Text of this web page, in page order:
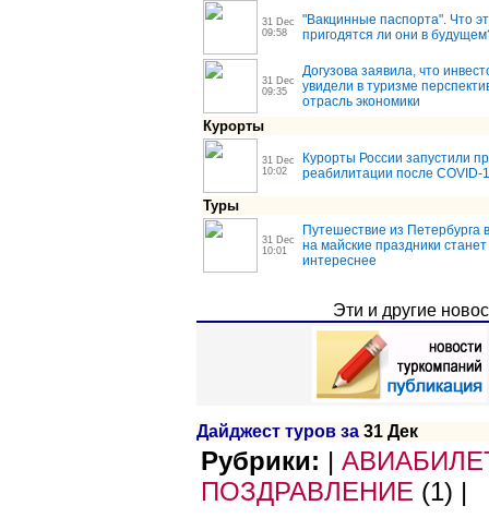
31 Dec
09:58
"Вакцинные паспорта". Что
пригодятся ли они в
31 Dec
09:35
Догузова заявила, что
увидели в туризме
отрасль экономики
Курорты
31 Dec
10:02
Курорты России запустили
реабилитации после COVID-
Туры
31 Dec
10:01
Путешествие из Петербурга
на майские праздники станет
интереснее
Эти и другие
Дайджест туров за 31 Дек
Рубрики: |
ПОЗДРАВЛЕНИЕ (1) |